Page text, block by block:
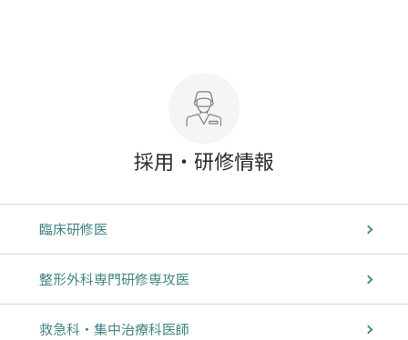
採用・研修情報
臨床研修医
整形外科専門研修専攻医
救急科・集中治療科医師